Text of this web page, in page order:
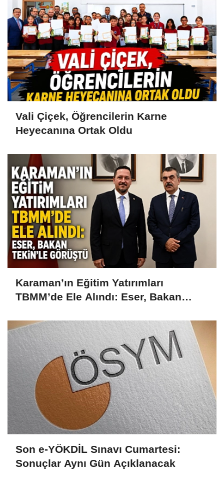
Vali Çiçek, Öğrencilerin Karne
Heyecanına Ortak Oldu
Karaman’ın Eğitim Yatırımları
TBMM’de Ele Alındı: Eser, Bakan
Son e-YÖKDİL Sınavı Cumartesi:
Sonuçlar Aynı Gün Açıklanacak